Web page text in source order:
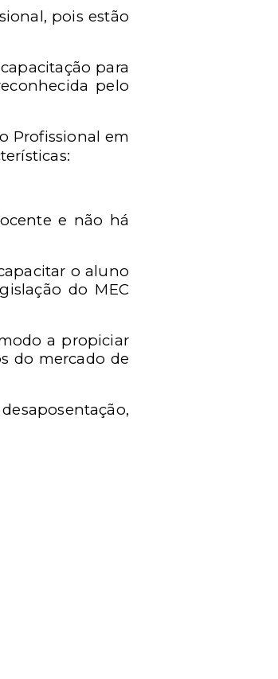
pois estão
para
pelo
Profissional em
e não há
o aluno
do MEC
a propiciar
do mercado de